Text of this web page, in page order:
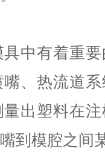
中有着重
、热流道
出塑料在
到模腔之间